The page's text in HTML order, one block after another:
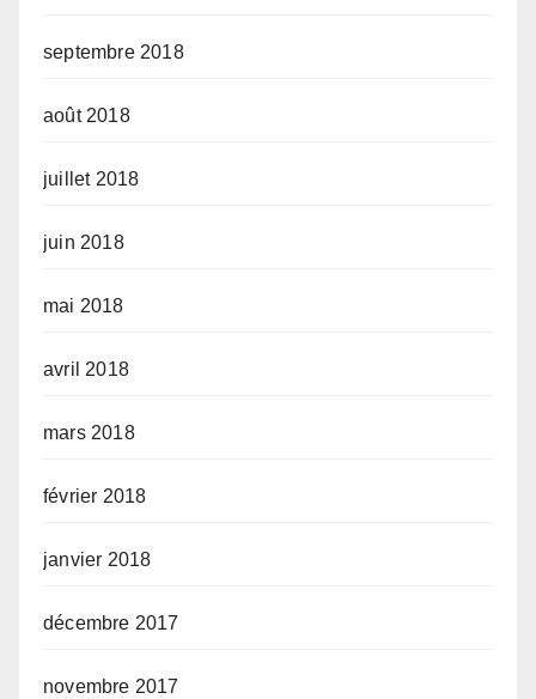
septembre 2018
août 2018
juillet 2018
juin 2018
mai 2018
avril 2018
mars 2018
février 2018
janvier 2018
décembre 2017
novembre 2017